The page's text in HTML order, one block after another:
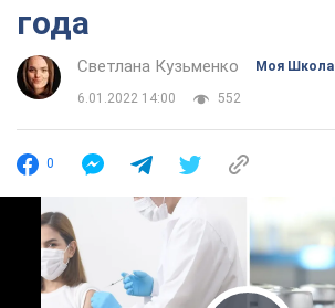
года
Светлана Кузьменко Моя Школа
6.01.2022 14:00 552
0